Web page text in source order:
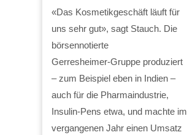
«Das Kosmetikgeschäft läuft für
uns sehr gut», sagt Stauch. Die
börsennotierte
Gerresheimer-Gruppe produziert
– zum Beispiel eben in Indien –
auch für die Pharmaindustrie,
Insulin-Pens etwa, und machte im
vergangenen Jahr einen Umsatz